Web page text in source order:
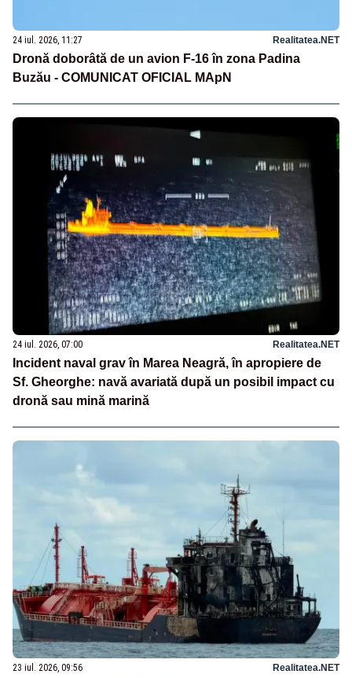
24 iul. 2026, 11:27 Realitatea.NET
Dronă doborâtă de un avion F‑16 în zona Padina
Buzău - COMUNICAT OFICIAL MApN
24 iul. 2026, 07:00 Realitatea.NET
Incident naval grav în Marea Neagră, în apropiere de
Sf. Gheorghe: navă avariată după un posibil impact cu
dronă sau mină marină
23 iul. 2026, 09:56 Realitatea.NET